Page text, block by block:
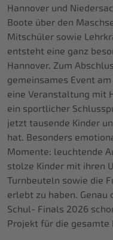
Hannover und
Boote über den
Mitschüler sowie
entsteht eine ganz
Hannover. Zum
gemeinsames Event
eine Veranstaltung mit
ein sportlicher
jetzt tausende Kinder
hat. Besonders
Momente: leuchtende
stolze Kinder mit ihren
Turnbeuteln sowie die
erlebt zu haben. Genau
Schul- Finals 2026
Projekt für die gesamte